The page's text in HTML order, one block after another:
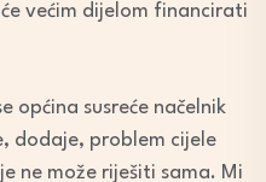
većim dijelom financirati
općina susreće načelnik
dodaje, problem cijele
ne može riješiti sama. Mi